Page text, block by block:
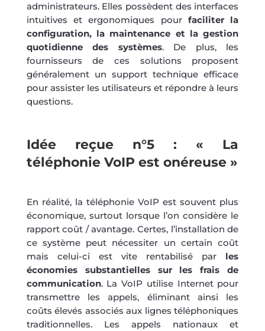
administrateurs. Elles possèdent des interfaces
intuitives et ergonomiques pour faciliter la
configuration, la maintenance et la gestion
quotidienne des systèmes. De plus, les
fournisseurs de ces solutions proposent
généralement un support technique efficace
pour assister les utilisateurs et répondre à leurs
questions.
Idée reçue n°5 : « La
téléphonie VoIP est onéreuse »
En réalité, la téléphonie VoIP est souvent plus
économique, surtout lorsque l’on considère le
rapport coût / avantage. Certes, l’installation de
ce système peut nécessiter un certain coût
mais celui-ci est vite rentabilisé par les
économies substantielles sur les frais de
communication. La VoIP utilise Internet pour
transmettre les appels, éliminant ainsi les
coûts élevés associés aux lignes téléphoniques
traditionnelles. Les appels nationaux et